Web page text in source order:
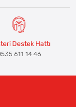
Destek Hattı
611 14 46